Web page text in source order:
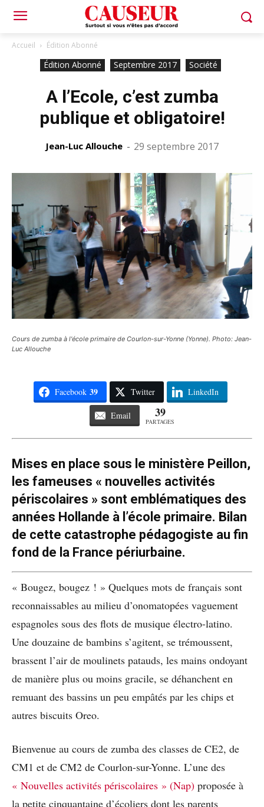
Accueil Édition Abonné
Édition Abonné Septembre 2017 Société
A l’Ecole, c’est zumba
publique et obligatoire!
Jean-Luc Allouche - 29 septembre 2017
Cours de zumba à l'école primaire de Courlon-sur-Yonne (Yonne). Photo: Jean-
Luc Allouche
Facebook 39 Twitter LinkedIn
Email 39
PARTAGES
Mises en place sous le ministère Peillon,
les fameuses « nouvelles activités
périscolaires » sont emblématiques des
années Hollande à l’école primaire. Bilan
de cette catastrophe pédagogiste au fin
fond de la France périurbaine.
« Bougez, bougez ! » Quelques mots de français sont
reconnaissables au milieu d’onomatopées vaguement
espagnoles sous des flots de musique électro-latino.
Une douzaine de bambins s’agitent, se trémoussent,
brassent l’air de moulinets patauds, les mains ondoyant
de manière plus ou moins gracile, se déhanchent en
remuant des bassins un peu empâtés par les chips et
autres biscuits Oreo.
Bienvenue au cours de zumba des classes de CE2, de
CM1 et de CM2 de Courlon-sur-Yonne. L’une des
« Nouvelles activités périscolaires » (Nap) proposée à
la petite cinquantaine d’écoliers dont les parents